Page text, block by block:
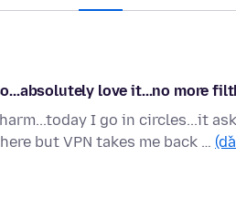
love it...no more
I go in circles...it
but VPN takes me back …